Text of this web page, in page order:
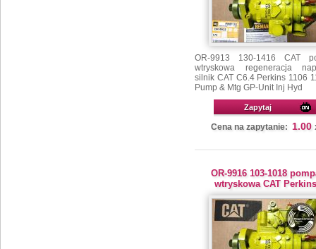
OR-9913 130-1416 CAT
wtryskowa regeneracja
silnik CAT C6.4 Perkins 1106
Pump & Mtg GP-Unit Inj Hyd
Zapytaj
Cena na zapytanie: 1.00
OR-9916 103-1018
wtryskowa CAT Perkins